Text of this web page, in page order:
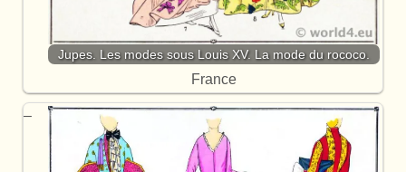
Jupes. Les modes sous Louis XV. La mode du rococo.
France